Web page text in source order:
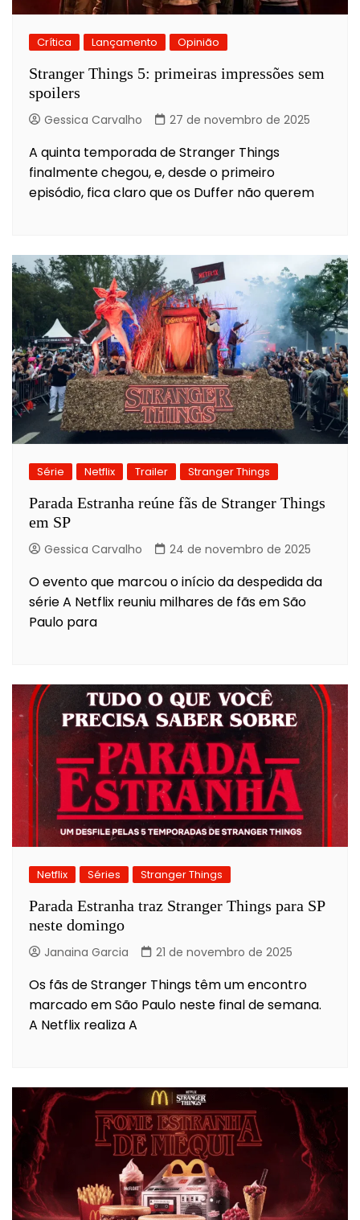
Crítica Lançamento Opinião
Stranger Things 5: primeiras impressões sem
spoilers
Gessica Carvalho 27 de novembro de 2025
A quinta temporada de Stranger Things
finalmente chegou, e, desde o primeiro
episódio, fica claro que os Duffer não querem
Série Netflix Trailer Stranger Things
Parada Estranha reúne fãs de Stranger Things
em SP
Gessica Carvalho 24 de novembro de 2025
O evento que marcou o início da despedida da
série A Netflix reuniu milhares de fãs em São
Paulo para
Netflix Séries Stranger Things
Parada Estranha traz Stranger Things para SP
neste domingo
Janaina Garcia 21 de novembro de 2025
Os fãs de Stranger Things têm um encontro
marcado em São Paulo neste final de semana.
A Netflix realiza A